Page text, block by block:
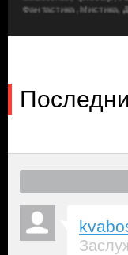
только
Фантастика, Мистика,